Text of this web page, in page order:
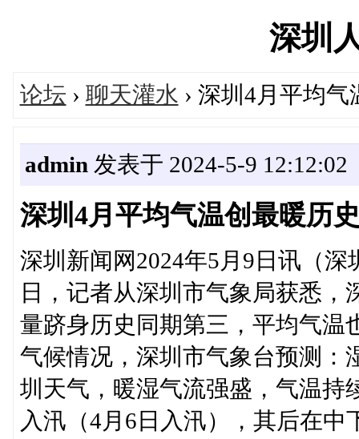
深圳
论坛 › 聊天灌水 › 深圳4月平均
admin 发表于 2024-5-9 12:12:02
深圳4月平均气温创最暖历
深圳新闻网2024年5月9日讯（
日，记者从深圳市气象局获悉
量跻身历史同期第三，平均气温
气候情况，深圳市气象台预测：
圳天气，暖湿气流强盛，气温持
入汛（4月6日入汛），其后在